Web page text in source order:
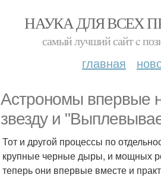
НАУКА ДЛЯ ВСЕХ
самый лучший сайт c
главная
Астрономы впервые
звезду и
Тот и другой процессы по
крупные черные дыры, и мощных
теперь они впервые вместе и